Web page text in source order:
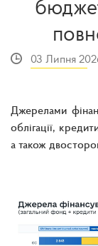
03 Липня
Джерелами
облігації,
а також